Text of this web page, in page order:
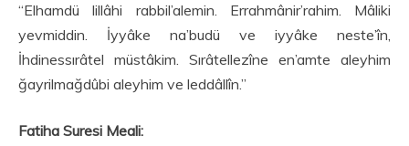
“Elhamdü lillâhi rabbil’alemin. Errahmânir’rahim. Mâliki
yevmiddin. İyyâke na’budü ve iyyâke neste’în,
İhdinessırâtel müstâkim. Sırâtellezîne en’amte aleyhim
ğayrilmağdûbi aleyhim ve leddâllîn.”
Fatiha Suresi Meali: